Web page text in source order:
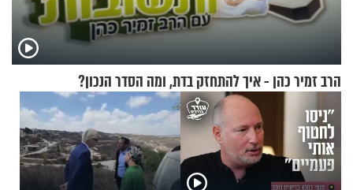
הרב זמיר כהן - איך להתחזק בדת, ומה הסדר הנכון?